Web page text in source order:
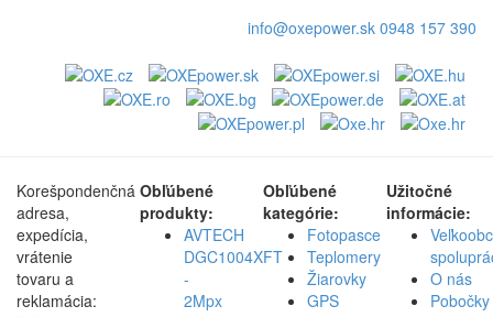
info@oxepower.sk 0948 157 390
Korešpondenčná
adresa,
expedícia,
vrátenie
tovaru a
reklamácia:
Obľúbené
produkty:
AVTECH
DGC1004XFT
-
2Mpx
Obľúbené
kategórie:
Fotopasce
Teplomery
Žiarovky
GPS
Užitočné
informácie:
O nás
Pobočky